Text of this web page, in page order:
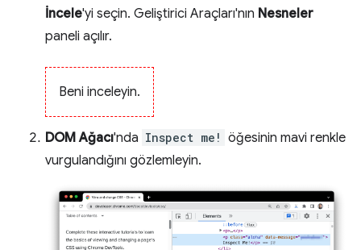
İncele'yi seçin. Geliştirici Araçları'nın Nesneler
paneli açılır.
Beni inceleyin.
DOM Ağacı'nda Inspect me! öğesinin mavi renkle
vurgulandığını gözlemleyin.